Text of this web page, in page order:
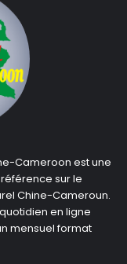
faire preuve
questions du
sont bien
une coopération
Cameroon est une
sur le
Chine-Cameroun.
en ligne
mensuel format